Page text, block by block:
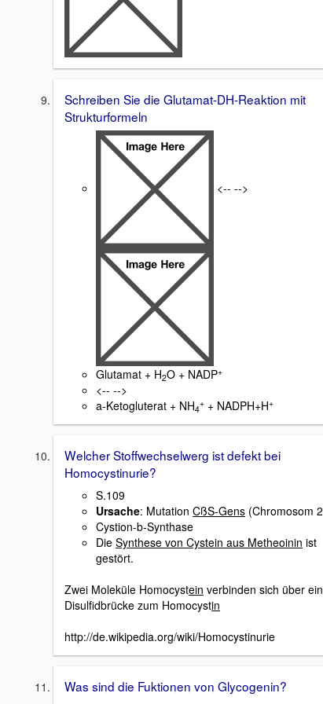
Schreiben Sie die Glutamat-DH-Reaktion mit
Strukturformeln
<-- -->
Glutamat + H2O + NADP+
<-- -->
a-Ketogluterat + NH4
+ + NADPH+H+
Welcher Stoffwechselwerg ist defekt bei
Homocystinurie?
S.109
Ursache: Mutation CßS-Gens (Chromosom
Cystion-b-Synthase
Die Synthese von Cystein aus Metheoinin ist
gestört.
Zwei Moleküle Homocystein verbinden sich über
Disulfidbrücke zum Homocystin
http://de.wikipedia.org/wiki/Homocystinurie
Was sind die Fuktionen von Glycogenin?